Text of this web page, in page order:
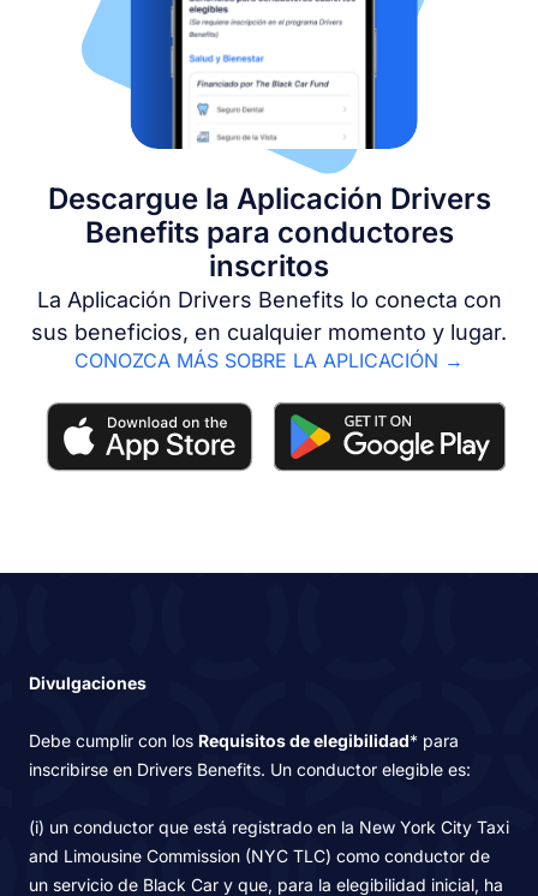
Descargue la Aplicación Drivers
Benefits para conductores
inscritos
La Aplicación Drivers Benefits lo conecta con
sus beneficios, en cualquier momento y lugar.
CONOZCA MÁS SOBRE LA APLICACIÓN →
Divulgaciones
Debe cumplir con los Requisitos de elegibilidad* para
inscribirse en Drivers Benefits. Un conductor elegible es:
(i) un conductor que está registrado en la New York City Taxi
and Limousine Commission (NYC TLC) como conductor de
un servicio de Black Car y que, para la elegibilidad inicial, ha